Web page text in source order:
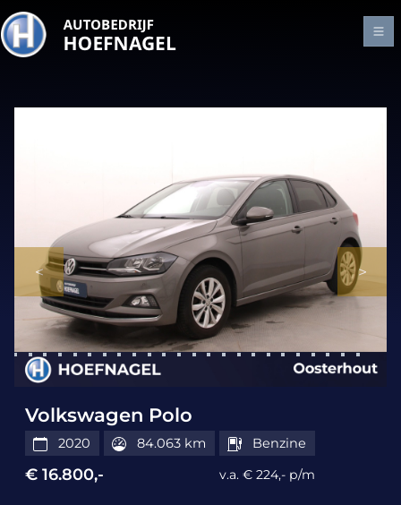
Volkswagen Polo
2020 84.063 km Benzine
€ 16.800,- v.a. € 224,- p/m